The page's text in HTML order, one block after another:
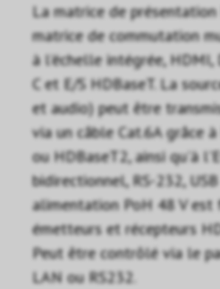
La matrice de
matrice de commutation
à l'échelle intégrée, HDMI,
C et E/S HDBaseT. La
et audio) peut être
via un câble Cat.6A grâce
ou HDBaseT2, ainsi qu'à
bidirectionnel, RS-232,
alimentation PoH 48 V est
émetteurs et récepteurs
Peut être contrôlé via le
LAN ou RS232.